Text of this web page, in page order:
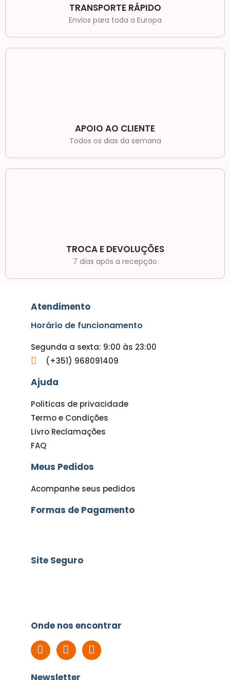
TRANSPORTE RÁPIDO
Envios para toda a Europa
APOIO AO CLIENTE
Todos os dias da semana
TROCA E DEVOLUÇÕES
7 dias após a recepção
Atendimento
Horário de funcionamento
Segunda a sexta: 9:00 às 23:00
(+351) 968091409
Ajuda
Politicas de privacidade
Termo e Condições
Livro Reclamações
FAQ
Meus Pedidos
Acompanhe seus pedidos
Formas de Pagamento
Site Seguro
Onde nos encontrar
Newsletter